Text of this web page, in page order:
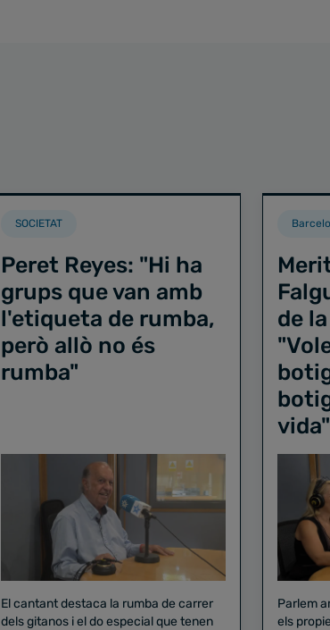
SOCIETAT
Peret Reyes: "Hi ha
grups que van amb
l'etiqueta de rumba,
però allò no és
rumba"
El cantant destaca la rumba de carrer
dels gitanos i el do especial que tenen
de
vida"
Parlem
els